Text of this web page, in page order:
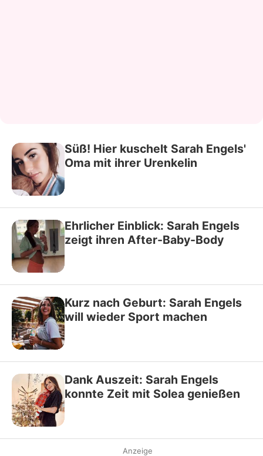
Süß! Hier kuschelt Sarah Engels'
Oma mit ihrer Urenkelin
Ehrlicher Einblick: Sarah Engels
zeigt ihren After-Baby-Body
Kurz nach Geburt: Sarah Engels
will wieder Sport machen
Dank Auszeit: Sarah Engels
konnte Zeit mit Solea genießen
Anzeige